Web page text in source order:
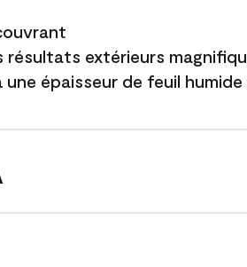
résultats extérieurs
épaisseur de feuil humide